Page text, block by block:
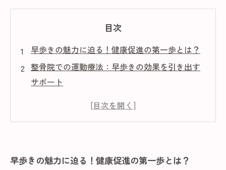
目次
早歩きの魅力に迫る！健康促進の第一歩とは？
整骨院での運動療法：早歩きの効果を引き出す
サポート
早歩きだけでは不十分？その真実と必要なステ
早歩きを楽しむためのヒントと整骨院の活用法
早歩きの魅力に迫る！健康促進の第一歩とは？